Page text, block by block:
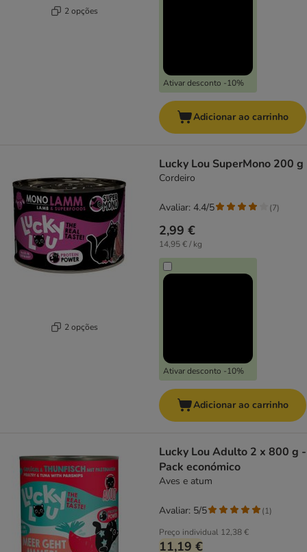
2 opções
Ativar desconto -10%
Adicionar ao carrinho
2 opções
Lucky Lou SuperMono 200 g
Cordeiro
2,99 €
14,95 € / kg
Ativar desconto -10%
Avaliar: 4.4/5 (7)
Adicionar ao carrinho
Lucky Lou Adulto 2 x 800 g -
Pack económico
Aves e atum
Preço individual 12,38 €
11,19 €
Avaliar: 5/5 (1)